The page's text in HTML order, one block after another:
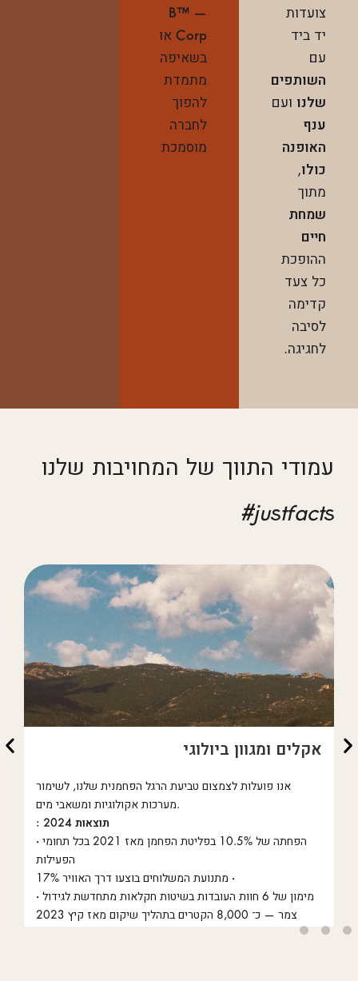
— ™B
Corp או
בשאיפה
מתמדת
להפוך
לחברה
מוסמכת
צועדות
יד ביד
עם
השותפים
שלנו ועם
ענף
האופנה
כולו,
מתוך
שמחת
חיים
ההופכת
כל צעד
קדימה
לסיבה
לחגיגה.
עמודי התווך של המחויבות שלנו
justfacts#
אקלים ומגוון ביולוגי
אנו פועלות לצמצום טביעת הרגל הפחמנית שלנו, לשימור
: תוצאות 2024
• הפחתה של 10.5% בפליטת הפחמן מאז 2021 בכל תחומי
הפעילות
17% מתנועת המשלוחים בוצעו דרך האוויר •
• מימון של 6 חוות העובדות בשיטות חקלאות מתחדשת לגידול
צמר — כ־ 8,000 הקטרים בתהליך שיקום מאז קיץ 2023